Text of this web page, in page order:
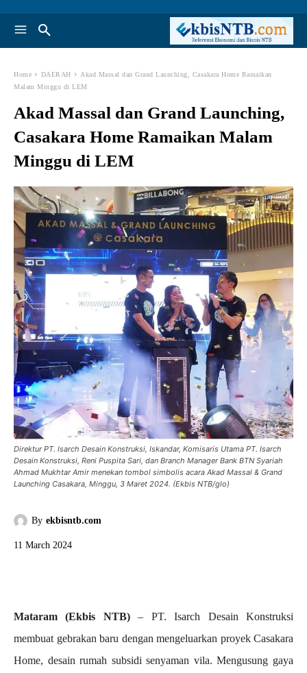
Home DAERAH
Akad Massal dan Grand Launching, Casakara Home Ramaikan
Malam Minggu di LEM
Akad Massal dan Grand Launching,
Casakara Home Ramaikan Malam
Minggu di LEM
Direktur PT. Isarch Desain Konstruksi, Iskandar, Komisaris Utama PT. Isarch
Desain Konstruksi, Reni Puspita Sari, dan Branch Manager Bank BTN Syariah
Ahmad Mukhtar Amir menekan tombol simbolis acara Akad Massal & Grand
Launching Casakara, Minggu, 3 Maret 2024. (Ekbis NTB/glo)
By ekbisntb.com
11 March 2024
Mataram (Ekbis NTB)– PT. Isarch Desain Konstruksi
membuat gebrakan baru dengan mengeluarkan proyek Casakara
Home, desain rumah subsidi senyaman vila. Mengusung gaya